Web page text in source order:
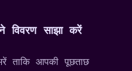
साझा करें
ताकि आपकी पूछताछ